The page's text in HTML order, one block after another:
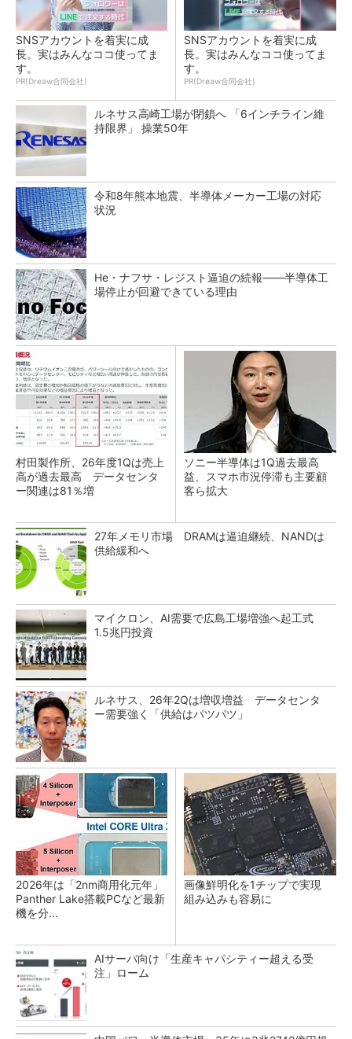
SNSアカウントを着実に成
長。実はみんなココ使ってま
す。
PR(Dreaw合同会社)
SNSアカウントを着実に成
長。実はみんなココ使ってま
す。
PR(Dreaw合同会社)
ルネサス高崎工場が閉鎖へ 「6インチライン維
持限界」 操業50年
令和8年熊本地震、半導体メーカー工場の対応
状況
He・ナフサ・レジスト逼迫の続報――半導体工
場停止が回避できている理由
村田製作所、26年度1Qは売上
高が過去最高 データセンタ
ー関連は81％増
ソニー半導体は1Q過去最高
益、スマホ市況停滞も主要顧
客ら拡大
27年メモリ市場 DRAMは逼迫継続、NANDは
供給緩和へ
マイクロン、AI需要で広島工場増強へ起工式
1.5兆円投資
ルネサス、26年2Qは増収増益 データセンタ
ー需要強く「供給はパツパツ」
2026年は「2nm商用化元年」
Panther Lake搭載PCなど最新
機を分...
画像鮮明化を1チップで実現
組み込みも容易に
AIサーバ向け「生産キャパシティー超える受
注」ローム